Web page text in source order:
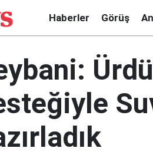
Haberler Görüş